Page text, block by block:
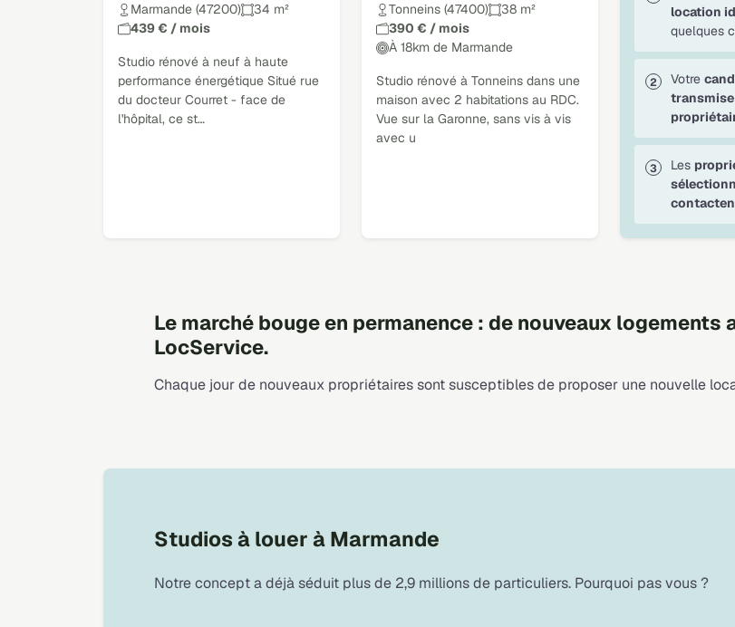
Marmande (47200)
34 m²
439 € / mois
Studio rénové à neuf à haute
performance énergétique Situé rue
du docteur Courret - face de
l'hôpital, ce st…
Tonneins (47400)
38 m²
390 € / mois
À 18km de Marmande
Studio rénové à Tonneins dans une
maison avec 2 habitations au RDC.
Vue sur la Garonne, sans vis à vis
avec u
location
quelques
Votre
Les
Le marché bouge en permanence : de nouveaux
LocService.
Chaque jour de nouveaux propriétaires sont susceptibles de proposer une nouvelle
Studios à louer à Marmande
Notre concept a déjà séduit plus de 2,9 millions de particuliers. Pourquoi pas vous ?